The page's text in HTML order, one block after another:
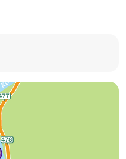
объединяет
красивых
выступления
гастрономические
где можно
одежду,
интерьера и